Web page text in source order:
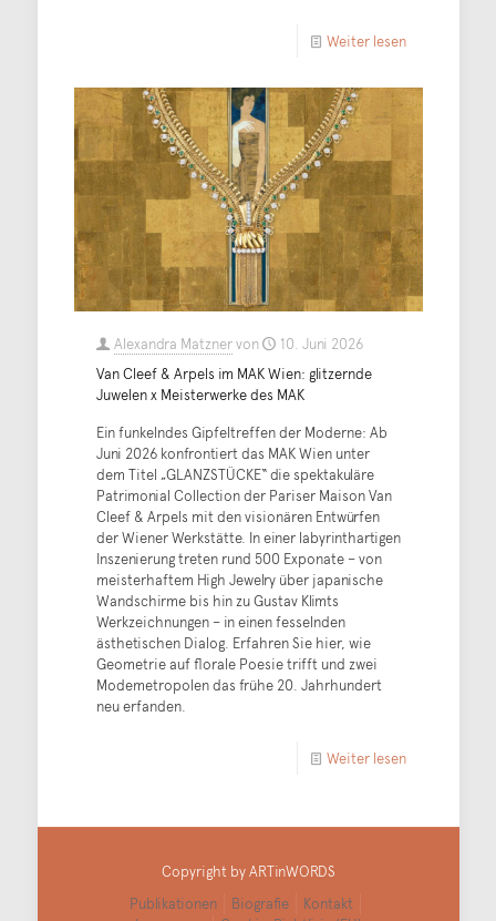
Weiter lesen
Alexandra Matznervon
10. Juni 2026
Van Cleef & Arpels im MAK Wien: glitzernde
Juwelen x Meisterwerke des MAK
Ein funkelndes Gipfeltreffen der Moderne: Ab
Juni 2026 konfrontiert das MAK Wien unter
dem Titel „GLANZSTÜCKE“ die spektakuläre
Patrimonial Collection der Pariser Maison Van
Cleef & Arpels mit den visionären Entwürfen
der Wiener Werkstätte. In einer labyrinthartigen
Inszenierung treten rund 500 Exponate – von
meisterhaftem High Jewelry über japanische
Wandschirme bis hin zu Gustav Klimts
Werkzeichnungen – in einen fesselnden
ästhetischen Dialog. Erfahren Sie hier, wie
Geometrie auf florale Poesie trifft und zwei
Modemetropolen das frühe 20. Jahrhundert
neu erfanden.
Weiter lesen
Copyright by ARTinWORDS
Publikationen
Biografie
Kontakt